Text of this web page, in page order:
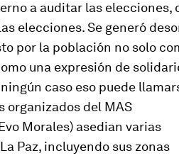
a auditar las elecciones,
elecciones. Se generó
por la población no solo
una expresión de
caso eso puede
organizados del MAS
Morales) asedian varias
Paz, incluyendo sus zonas